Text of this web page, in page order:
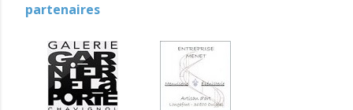
partenaires